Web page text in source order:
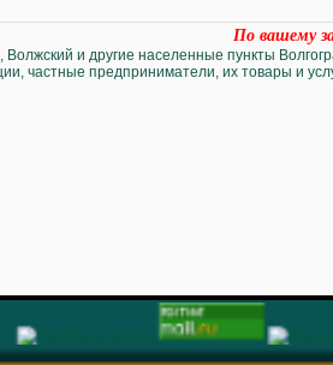
По вашему
Волжский и другие населенные пункты
частные предприниматели, их товары и